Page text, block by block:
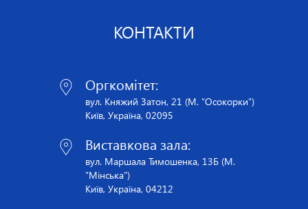
КОНТАКТИ
Оргкомітет:
вул. Княжий Затон, 21 (М. "Осокорки")
Київ, Україна, 02095
Виставкова зала:
вул. Маршала Тимошенка, 13Б (М.
"Мінська")
Київ, Україна, 04212